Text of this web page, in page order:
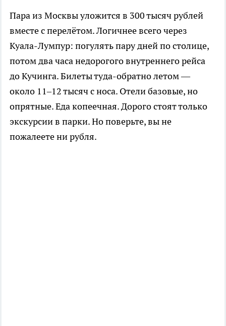
Пара из Москвы уложится в 300 тысяч рублей
вместе с перелётом. Логичнее всего через
Куала-Лумпур: погулять пару дней по столице,
потом два часа недорогого внутреннего рейса
до Кучинга. Билеты туда-обратно летом —
около 11–12 тысяч с носа. Отели базовые, но
опрятные. Еда копеечная. Дорого стоят только
экскурсии в парки. Но поверьте, вы не
пожалеете ни рубля.